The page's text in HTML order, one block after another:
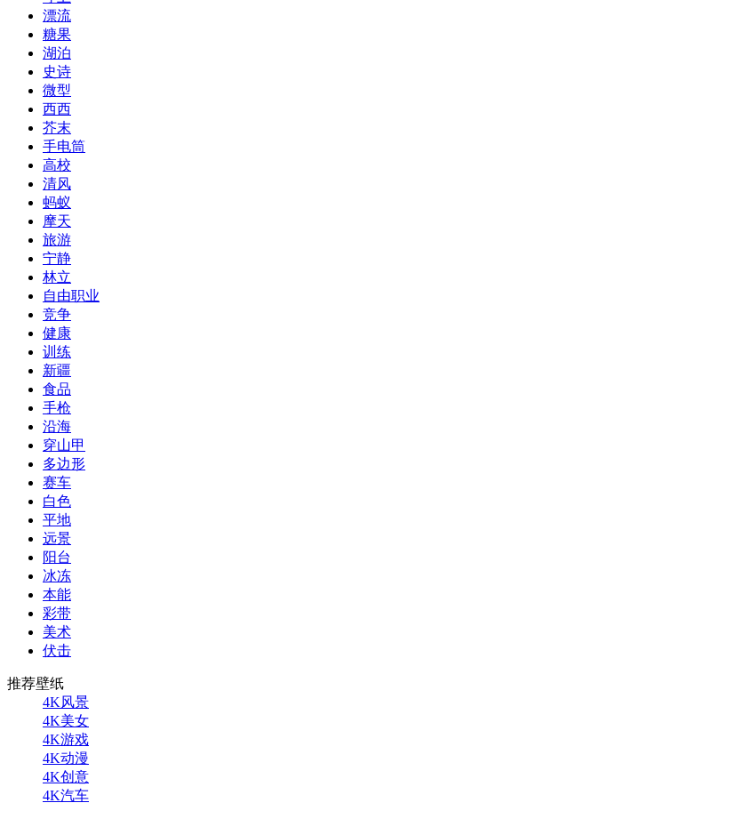
漂流
糖果
湖泊
史诗
微型
西西
芥末
手电筒
高校
清风
蚂蚁
摩天
旅游
宁静
林立
自由职业
竞争
健康
训练
新疆
食品
手枪
沿海
穿山甲
多边形
赛车
白色
平地
远景
阳台
冰冻
本能
彩带
美术
伏击
推荐壁纸
4K风景
4K美女
4K游戏
4K动漫
4K创意
4K汽车